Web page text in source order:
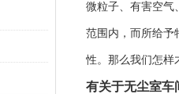
微粒子、有害空气
范围内，而所给予
性。那么我们怎样
有关于无尘室车